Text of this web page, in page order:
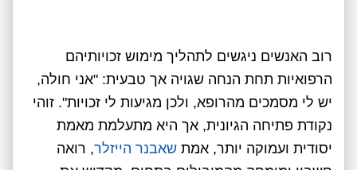
רוב האנשים ניגשים לתהליך מימוש זכויותיהם
הרפואיות תחת הנחה שגויה אך טבעית: "אני חולה,
יש לי מסמכים מהרופא, ולכן מגיעות לי זכויות". זוהי
נקודת פתיחה הגיונית, אך היא מתעלמת מאמת
יסודית ועמוקה יותר, אמת שאבנר הייזלר, רואה